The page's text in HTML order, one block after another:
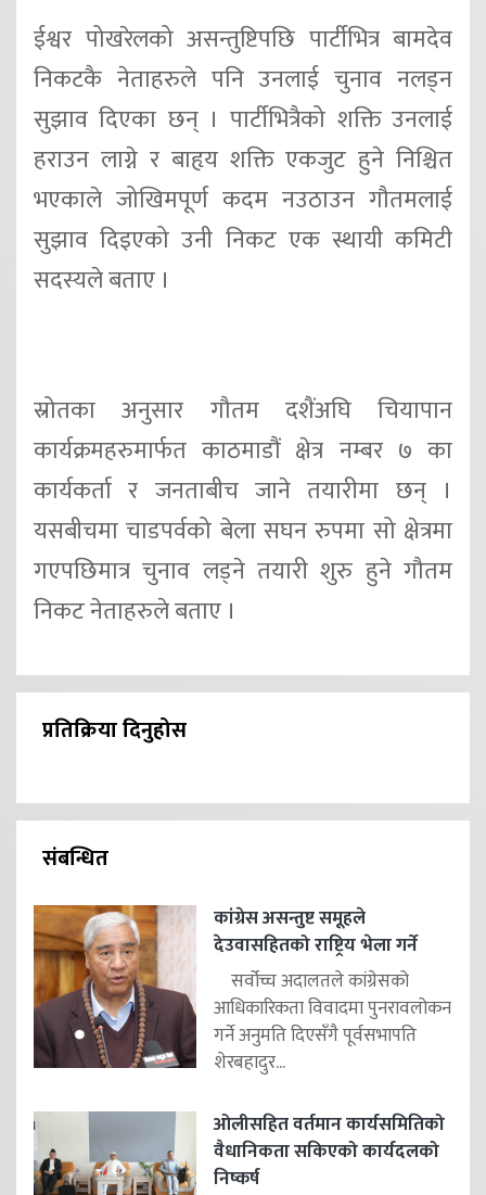
ईश्वर पोखरेलको असन्तुष्टिपछि पार्टीभित्र बामदेव
निकटकै नेताहरुले पनि उनलाई चुनाव नलड्न
सुझाव दिएका छन् । पार्टीभित्रैको शक्ति उनलाई
हराउन लाग्ने र बाहृय शक्ति एकजुट हुने निश्चित
भएकाले जोखिमपूर्ण कदम नउठाउन गौतमलाई
सुझाव दिइएको उनी निकट एक स्थायी कमिटी
सदस्यले बताए ।
स्रोतका अनुसार गौतम दशैंअघि चियापान
कार्यक्रमहरुमार्फत काठमाडौं क्षेत्र नम्बर ७ का
कार्यकर्ता र जनताबीच जाने तयारीमा छन् ।
यसबीचमा चाडपर्वको बेला सघन रुपमा सो क्षेत्रमा
गएपछिमात्र चुनाव लड्ने तयारी शुरु हुने गौतम
निकट नेताहरुले बताए ।
प्रतिक्रिया दिनुहोस
संबन्धित
कांग्रेस असन्तुष्ट समूहले
देउवासहितको राष्ट्रिय भेला गर्ने
सर्वोच्च अदालतले कांग्रेसको
आधिकारिकता विवादमा पुनरावलोकन
गर्ने अनुमति दिएसँगै पूर्वसभापति
शेरबहादुर...
ओलीसहित वर्तमान कार्यसमितिको
वैधानिकता सकिएको कार्यदलको
निष्कर्ष